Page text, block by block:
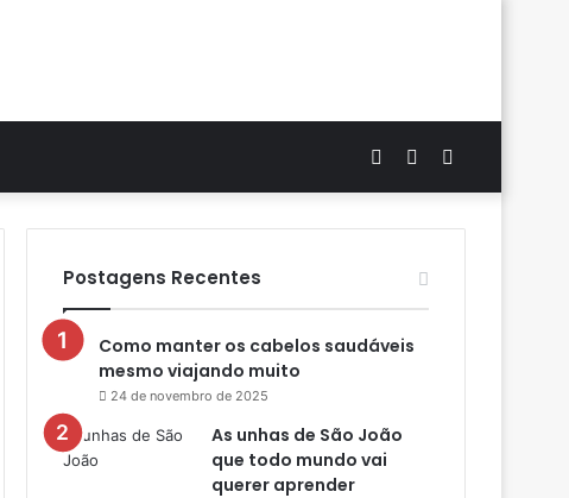
por
Switch
skin
Artigo
aleatório
Postagens Recentes
Como manter os cabelos saudáveis
mesmo viajando muito
24 de novembro de 2025
As unhas de São João
que todo mundo vai
querer aprender